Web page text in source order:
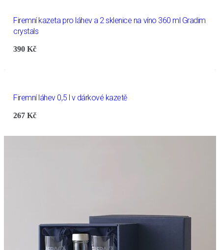
Firemní kazeta pro láhev a 2 sklenice na víno 360 ml Gradim
crystals
390Kč
Firemní láhev 0,5 l v dárkové kazetě
267Kč